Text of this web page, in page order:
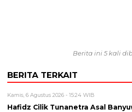
Berita ini 5 kali
BERITA TERKAIT
Kamis, 6 Agustus 2026 - 15:24 WIB
Hafidz Cilik Tunanetra Asal